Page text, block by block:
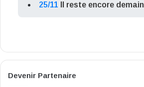
25/11 Il reste encore demain
Devenir Partenaire